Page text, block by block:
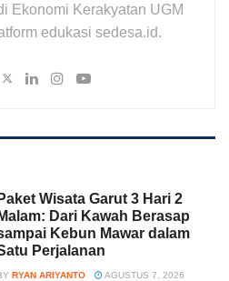
Ekonomi Kerakyatan UGM
edukasi sedesa.id.
Paket Wisata Garut 3 Hari 2
Malam: Dari Kawah Berasap
Kebun Mawar dalam
Perjalanan
RYAN ARIYANTO AGUSTUS 7, 2026